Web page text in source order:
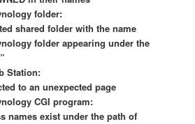
folder:
shared folder with the name
folder appearing under the
Station:
to an unexpected page
CGI program:
names exist under the path of